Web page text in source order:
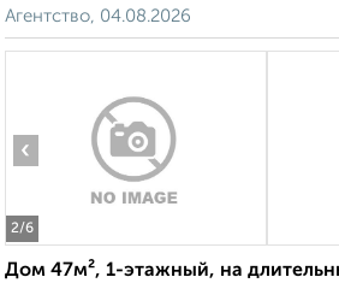
Агентство, 04.08.2026
2/6
‹
Дом 47м², 1-этажный, на